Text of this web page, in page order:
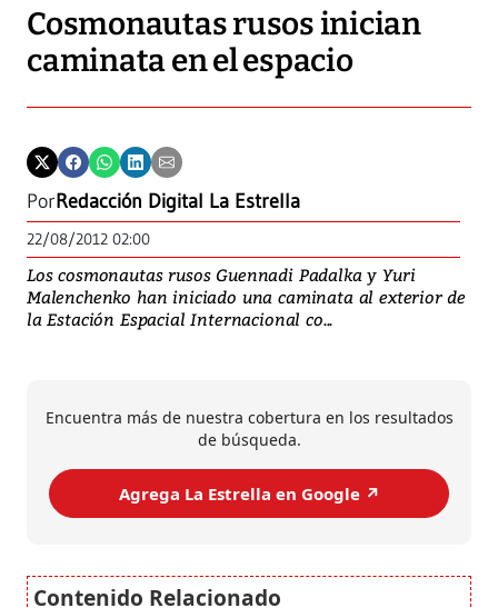
Cosmonautas rusos inician
caminata en el espacio
PorRedacción Digital La Estrella
22/08/2012 02:00
Los cosmonautas rusos Guennadi Padalka y Yuri
Malenchenko han iniciado una caminata al exterior de
la Estación Espacial Internacional co...
Encuentra más de nuestra cobertura en los resultados
de búsqueda.
Agrega La Estrella en Google ↗️